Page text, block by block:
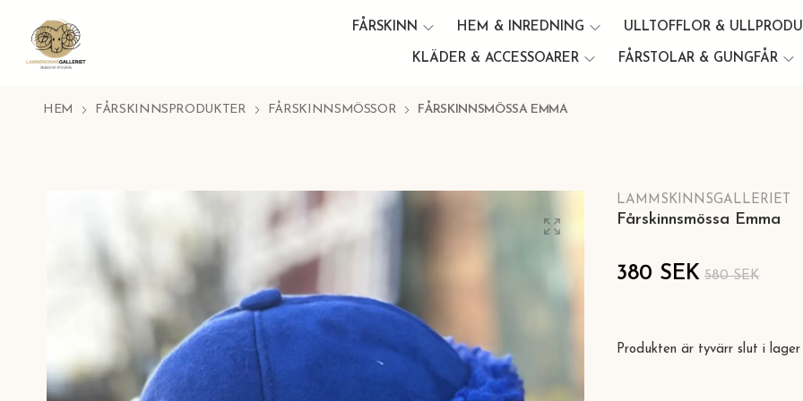
FÅRSKINN HEM & INREDNING ULLTOFFLOR &
KLÄDER & ACCESSOARER FÅRSTOLAR & GUNGFÅR
HEM FÅRSKINNSPRODUKTER FÅRSKINNSMÖSSOR FÅRSKINNSMÖSSA EMMA
LAMMSKINNSGALLERIET
Fårskinnsmössa Emma
380 SEK 580 SEK
Produkten är tyvärr slut i lager